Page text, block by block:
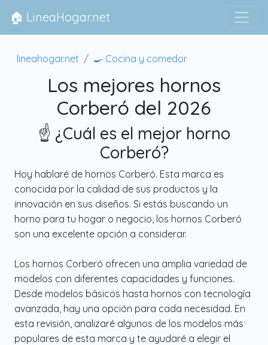
🏠 LineaHogar.net
lineahogar.net 🍳 Cocina y comedor
Los mejores hornos
Corberó del 2026
☝️ ¿Cuál es el mejor horno
Corberó?
Hoy hablaré de hornos Corberó. Esta marca es
conocida por la calidad de sus productos y la
innovación en sus diseños. Si estás buscando un
horno para tu hogar o negocio, los hornos Corberó
son una excelente opción a considerar.
Los hornos Corberó ofrecen una amplia variedad de
modelos con diferentes capacidades y funciones.
Desde modelos básicos hasta hornos con tecnología
avanzada, hay una opción para cada necesidad. En
esta revisión, analizaré algunos de los modelos más
populares de esta marca y te ayudaré a elegir el